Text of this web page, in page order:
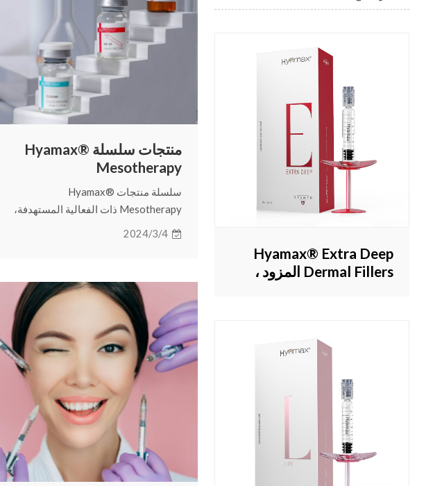
منتجات سلسلة Hyamax®
Mesotherapy
سلسلة منتجات Hyamax®
Mesotherapy ذات الفعالية المستهدفة،
تعالج ببراعة مشاكل البشرة المتنوعة،
2024/3/4
Hyamax® Extra Deep
Dermal Fillers المزود ،